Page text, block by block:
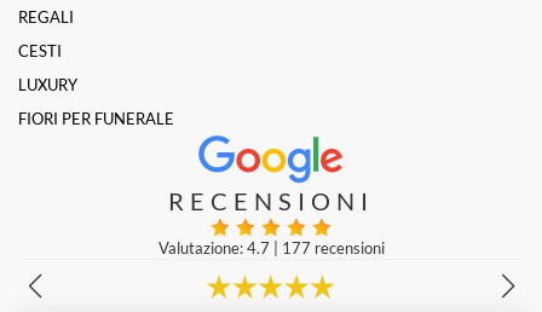
REGALI
CESTI
LUXURY
FIORI PER FUNERALE
RECENSIONI
Valutazione: 4.7 | 177 recensioni